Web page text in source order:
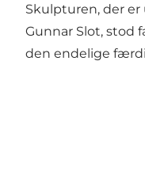
Skulpturen, der
Gunnar Slot, stod
den endelige